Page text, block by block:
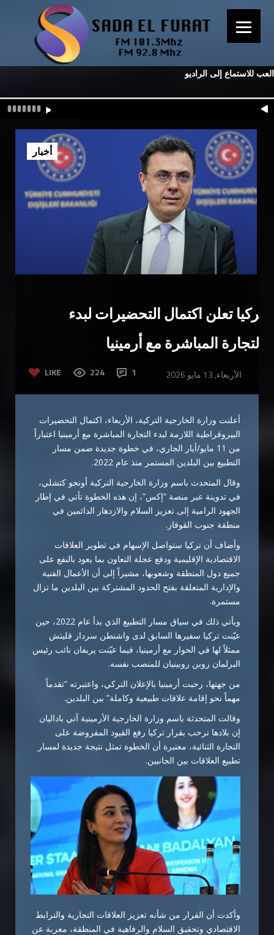
العب للاستماع إلى الراديو
تركيا تعلن اكتمال التحضيرات لبدء
التجارة المباشرة مع أرمينيا
LIKE 224 1 الأربعاء, 13 مايو 2026
أخبار
أعلنت وزارة الخارجية التركية، الأربعاء، اكتمال التحضيرات
البيروقراطية اللازمة لبدء التجارة المباشرة مع أرمينيا اعتباراً
من 11 مايو/أيار الجاري، في خطوة جديدة ضمن مسار
التطبيع بين البلدين المستمر منذ عام 2022.
وقال المتحدث باسم وزارة الخارجية التركية أونجو كتشلي،
في تدوينة عبر منصة “إكس”، إن هذه الخطوة تأتي في إطار
الجهود الرامية إلى تعزيز السلام والازدهار الدائمين في
منطقة جنوب القوقاز.
وأضاف أن تركيا ستواصل الإسهام في تطوير العلاقات
الاقتصادية الإقليمية ودفع عجلة التعاون بما يعود بالنفع على
جميع دول المنطقة وشعوبها، مشيراً إلى أن الأعمال الفنية
والإدارية المتعلقة بفتح الحدود المشتركة بين البلدين ما تزال
مستمرة.
ويأتي ذلك في سياق مسار التطبيع الذي بدأ عام 2022، حين
عيّنت تركيا سفيرها السابق لدى واشنطن سردار قليتش
ممثلاً لها في الحوار مع أرمينيا، فيما عيّنت يريفان نائب رئيس
البرلمان روبن روبينيان للمنصب نفسه.
من جهتها، رحبت أرمينيا بالإعلان التركي، واعتبرته “تقدماً
مهماً نحو إقامة علاقات طبيعية وكاملة” بين البلدين.
وقالت المتحدثة باسم وزارة الخارجية الأرمينيةآني باداليان
إن بلادها ترحب بقرار تركيا رفع القيود المفروضة على
التجارة الثنائية، معتبرة أن الخطوة تمثل نتيجة جديدة لمسار
تطبيع العلاقات بين الجانبين.
وأكدت أن القرار من شأنه تعزيز العلاقات التجارية والترابط
الاقتصادي وتحقيق السلام والرفاهية في المنطقة، معربة عن